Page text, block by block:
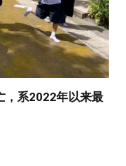
，系2022年以来最